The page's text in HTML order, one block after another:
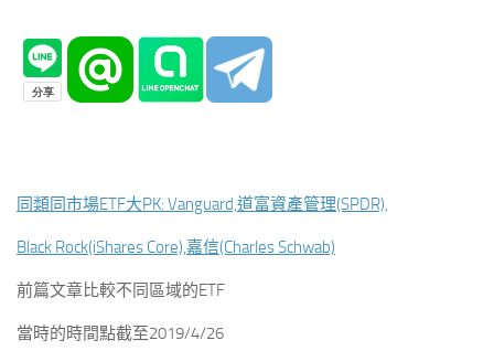
同類同市場ETF大PK: Vanguard,道富資產管理(SPDR),
Black Rock(iShares Core),嘉信(Charles Schwab)
前篇文章比較不同區域的ETF
當時的時間點截至2019/4/26